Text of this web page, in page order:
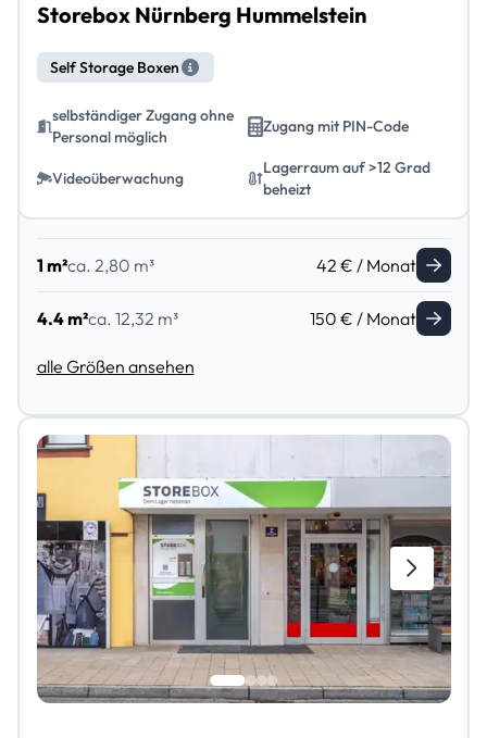
Storebox Nürnberg Hummelstein
Self Storage Boxen
selbständiger Zugang ohne
Personal möglich
Zugang mit PIN-Code
Videoüberwachung
Lagerraum auf >12 Grad
beheizt
1 m²ca. 2,80 m³ 42 € / Monat
4.4 m²ca. 12,32 m³ 150 € / Monat
alle Größen ansehen